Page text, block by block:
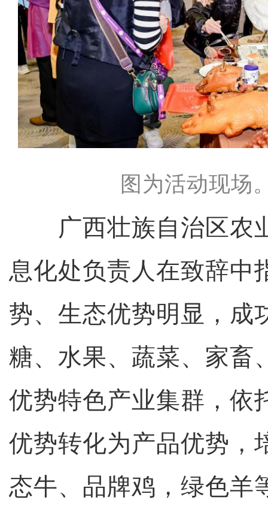
图为活动现场
广西壮族自治区农
息化处负责人在致辞中
势、生态优势明显，成
糖、水果、蔬菜、家畜
优势特色产业集群，依
优势转化为产品优势，
态牛、品牌鸡，绿色羊